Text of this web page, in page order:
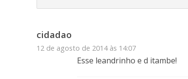
cidadao
12 de agosto de 2014 às 14:07
Esse leandrinho e d itambe!